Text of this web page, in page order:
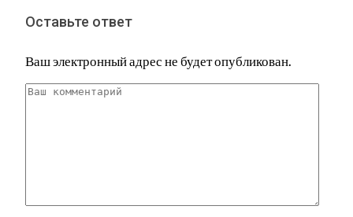
Оставьте ответ
Ваш электронный адрес не будет опубликован.